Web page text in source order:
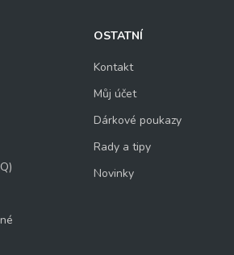
OSTATNÍ
Kontakt
Můj účet
Dárkové poukazy
Rady a tipy
Novinky